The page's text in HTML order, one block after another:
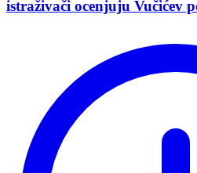
istraživači ocenjuju Vučićev